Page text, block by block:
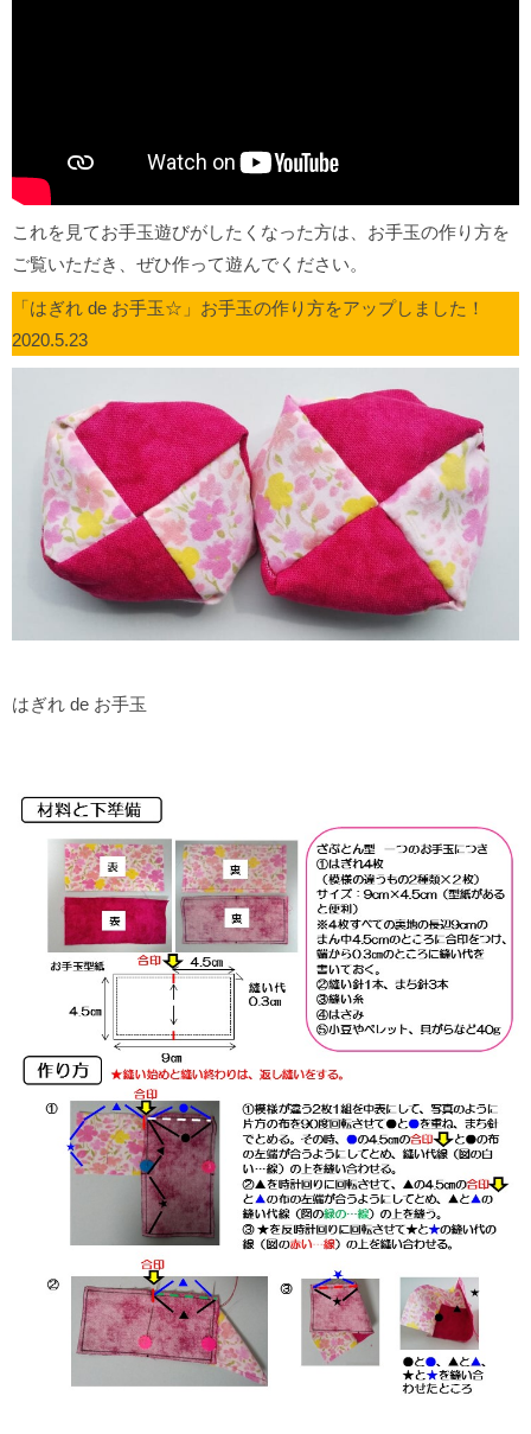
これを見てお手玉遊びがしたくなった方は、お手玉の作り方を
ご覧いただき、ぜひ作って遊んでください。
「はぎれ de お手玉☆」お手玉の作り方をアップしました！
2020.5.23
はぎれ de お手玉